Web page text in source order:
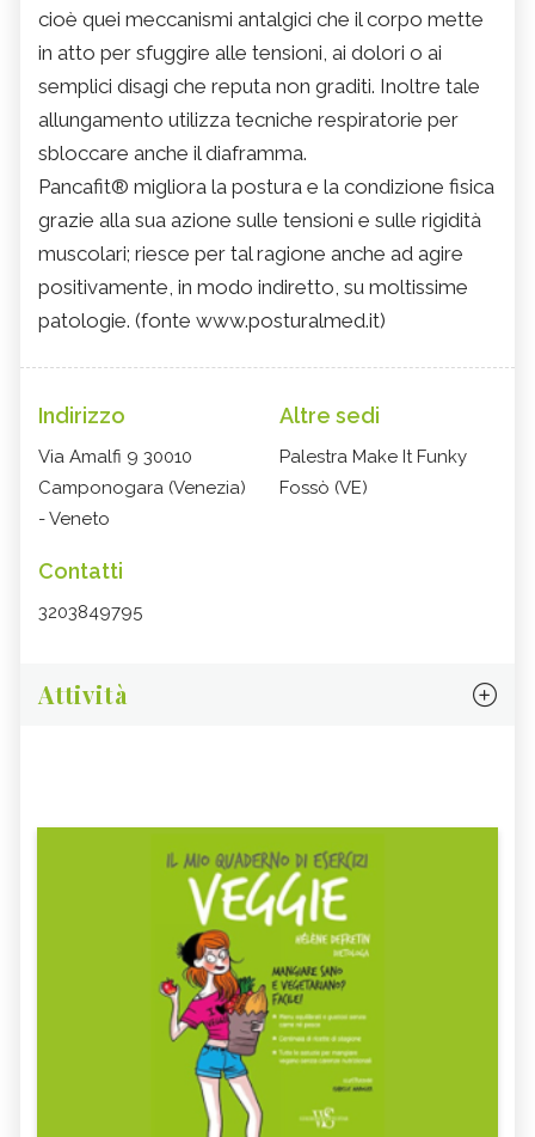
cioè quei meccanismi antalgici che il corpo mette
in atto per sfuggire alle tensioni, ai dolori o ai
semplici disagi che reputa non graditi. Inoltre tale
allungamento utilizza tecniche respiratorie per
sbloccare anche il diaframma.
Pancafit® migliora la postura e la condizione fisica
grazie alla sua azione sulle tensioni e sulle rigidità
muscolari; riesce per tal ragione anche ad agire
positivamente, in modo indiretto, su moltissime
patologie. (fonte www.posturalmed.it)
Indirizzo
Via Amalfi 9 30010
Camponogara (Venezia)
- Veneto
Altre sedi
Palestra Make It Funky
Fossò (VE)
Contatti
3203849795
Attività